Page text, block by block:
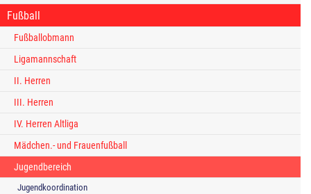
Fußball
Fußballobmann
Ligamannschaft
II. Herren
III. Herren
IV. Herren Altliga
Mädchen.- und Frauenfußball
Jugendbereich
Jugendkoordination